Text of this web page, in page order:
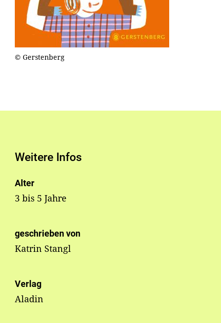
© Gerstenberg
Weitere Infos
Alter
3 bis 5 Jahre
geschrieben von
Katrin Stangl
Verlag
Aladin